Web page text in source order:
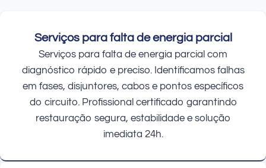
Serviços para falta de energia parcial
Serviços para falta de energia parcial com
diagnóstico rápido e preciso. Identificamos falhas
em fases, disjuntores, cabos e pontos específicos
do circuito. Profissional certificado garantindo
restauração segura, estabilidade e solução
imediata 24h.